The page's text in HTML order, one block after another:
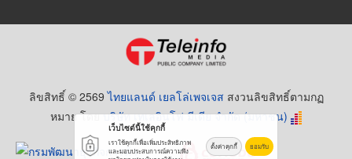
ลิขสิทธิ์ © 2569ไทยแลนด์ เยลโล่เพจเจส สงวนลิขสิทธิ์ตามกฏ
หมาย โดยบริษัท เทเลอินโฟ มีเดีย จำกัด (มหาชน)
เว็บไซต์นี้ใช้คุกกี้
เราใช้คุกกี้เพื่อเพิ่มประสิทธิภาพ
และมอบประสบการณ์ความพึง
ตั้งค่าคุกกี้ ยอมรับ